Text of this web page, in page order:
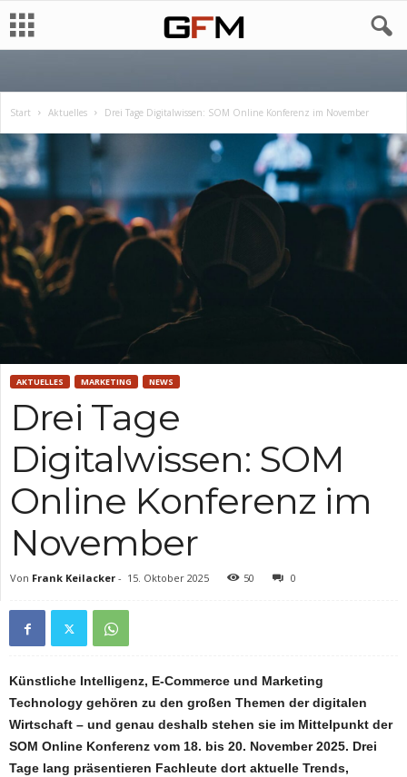
Start Aktuelles Drei Tage Digitalwissen: SOM Online Konferenz im November
AKTUELLES MARKETING NEWS
Drei Tage
Digitalwissen: SOM
Online Konferenz im
November
Von Frank Keilacker - 15. Oktober 2025 50 0
Künstliche Intelligenz, E-Commerce und Marketing
Technology gehören zu den großen Themen der digitalen
Wirtschaft – und genau deshalb stehen sie im Mittelpunkt der
SOM Online Konferenz vom 18. bis 20. November 2025. Drei
Tage lang präsentieren Fachleute dort aktuelle Trends,